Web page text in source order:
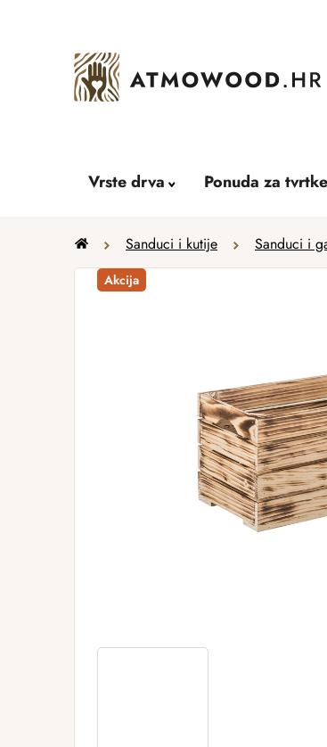
Vrste drva Ponuda za tvrtke
Home Sanduci i kutije Sanduci i
Akcija